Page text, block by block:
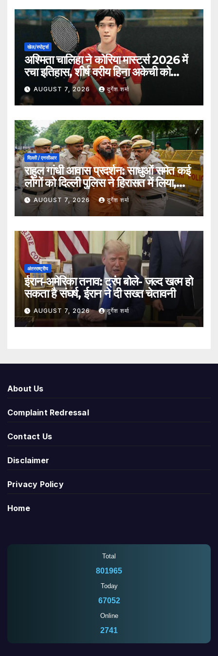
खेल/स्पोर्ट्स
अश्मिता चालिहा ने कोरिया मास्टर्स 2026 में
रचा इतिहास, शीर्ष वरीय हिना अकेची को
हराकर सेमीफाइनल में बनाई जगह
AUGUST 7, 2026 दुर्गेश शर्मा
दिल्ली / एनसीआर
राहुल गांधी आवास प्रदर्शन: साधुओं समेत कई
लोगों को दिल्ली पुलिस ने हिरासत में लिया,
सुरक्षा व्यवस्था कड़ी
AUGUST 7, 2026 दुर्गेश शर्मा
अंतरराष्ट्रीय
ईरान-अमेरिका तनाव: ट्रंप बोले- जल्द खत्म हो
सकता है संघर्ष, ईरान ने दी सख्त चेतावनी
AUGUST 7, 2026 दुर्गेश शर्मा
About Us
Complaint Redressal
Contact Us
Disclaimer
Privacy Policy
Home
Total
801965
Today
67052
Online
2741